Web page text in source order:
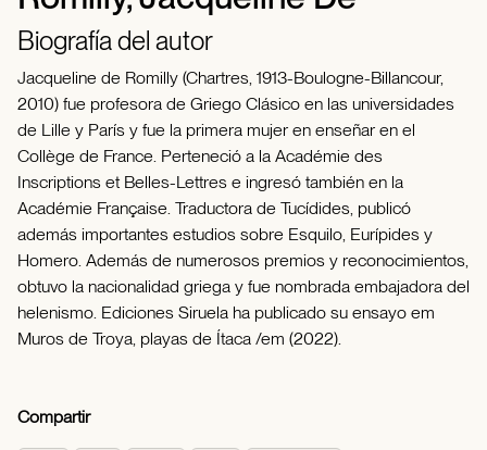
Biografía del autor
Jacqueline de Romilly (Chartres, 1913-Boulogne-Billancour,
2010) fue profesora de Griego Clásico en las universidades
de Lille y París y fue la primera mujer en enseñar en el
Collège de France. Perteneció a la Académie des
Inscriptions et Belles-Lettres e ingresó también en la
Académie Française. Traductora de Tucídides, publicó
además importantes estudios sobre Esquilo, Eurípides y
Homero. Además de numerosos premios y reconocimientos,
obtuvo la nacionalidad griega y fue nombrada embajadora del
helenismo. Ediciones Siruela ha publicado su ensayo em
Muros de Troya, playas de Ítaca /em (2022).
Compartir